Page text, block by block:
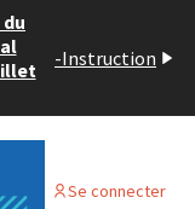
-Instruction
Se connecter